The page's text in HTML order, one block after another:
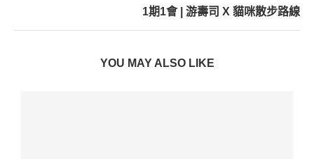
1期1會 | 游壽司 X 貓咪散步路線
YOU MAY ALSO LIKE